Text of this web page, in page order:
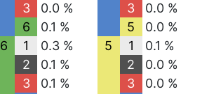
3
0.0 %
6
0.1 %
6
1
0.3 %
2
0.1 %
3
0.1 %
3
0.0 %
5
0.0 %
5
1
0.1 %
2
0.0 %
3
0.0 %